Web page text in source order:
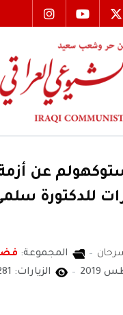
عن
للدكتورة
المجموعة:
الزيارات: 3281